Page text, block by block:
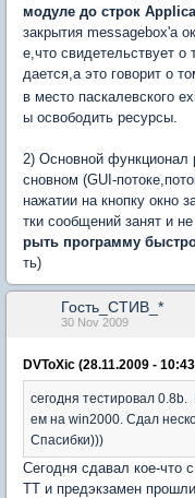
модуле до строк
закрытия messagebox'a
е,что свидетельствует о
дается,а это говорит о
в место паскалевского
ы освободить ресурсы.
2) Основной функционал
сновном (GUI-
нажатии на кнопку окно
тки сообщений занят и
рыть программу
ть)
Гость_СТИВ_*
30 Nov 2009
DVToXic (28.11.2009 -
сегодня тестировал
ем на win2000. Сдал
Спасибки)))
Сегодня сдавал кое-что
ТТ и предэкзамен